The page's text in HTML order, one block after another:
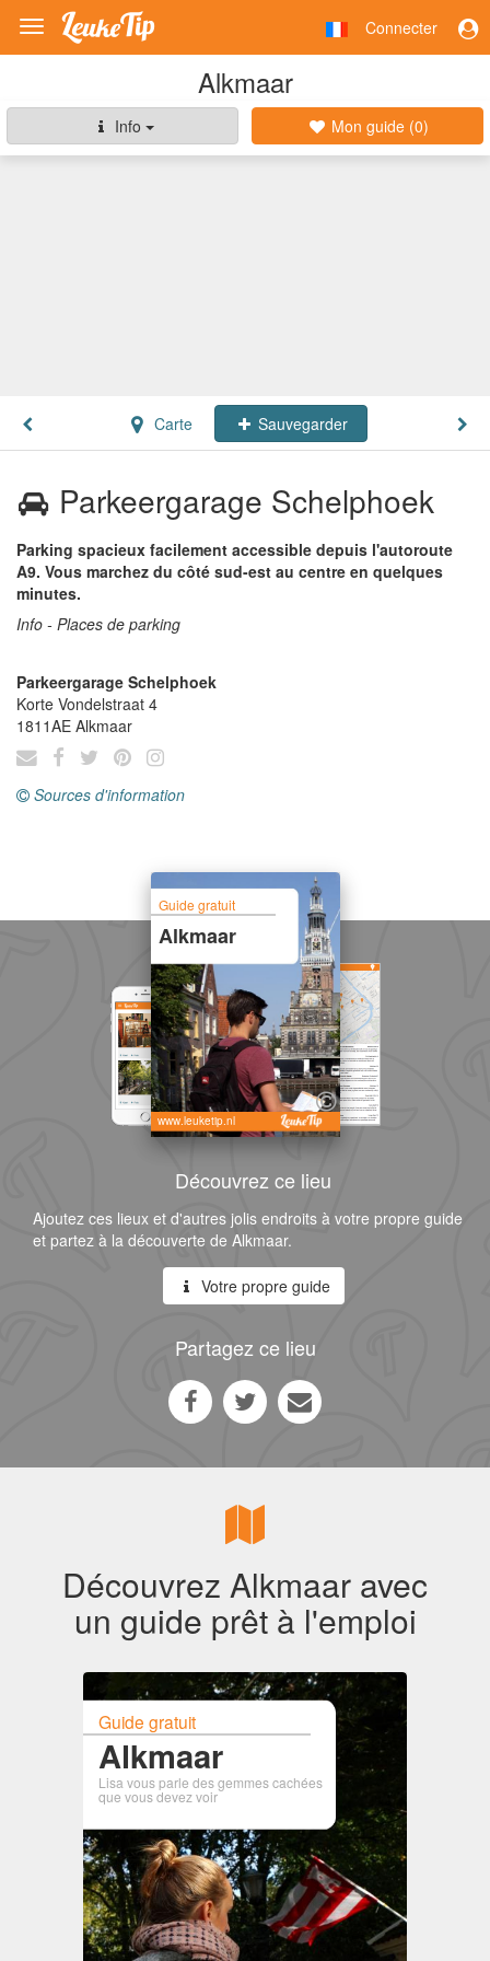
Toggle
navigation
Connecter
Alkmaar
Info Mon guide (0)
Carte Sauvegarder
Parkeergarage Schelphoek
Parking spacieux facilement accessible depuis l'autoroute
A9. Vous marchez du côté sud-est au centre en quelques
minutes.
Info - Places de parking
Parkeergarage Schelphoek
Korte Vondelstraat 4
1811AE Alkmaar
Sources d'information
Guide gratuit
Alkmaar
www.leuketip.nl
Découvrez ce lieu
Ajoutez ces lieux et d'autres jolis endroits à votre propre guide
et partez à la découverte de Alkmaar.
Votre propre guide
Partagez ce lieu
Découvrez Alkmaar avec
un guide prêt à l'emploi
Guide gratuit
Alkmaar
Lisa vous parle des gemmes cachées
que vous devez voir